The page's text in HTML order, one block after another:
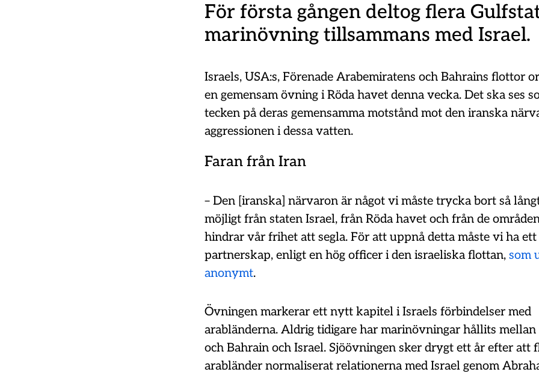
För första gången deltog flera
marinövning tillsammans med Israel.
Israels, USA:s, Förenade Arabemiratens och Bahrains flottor
en gemensam övning i Röda havet denna vecka. Det ska ses
tecken på deras gemensamma motstånd mot den iranska
aggressionen i dessa vatten.
Faran från Iran
– Den [iranska] närvaron är något vi måste trycka bort så
möjligt från staten Israel, från Röda havet och från de
hindrar vår frihet att segla. För att uppnå detta måste vi ha
partnerskap, enligt en hög officer i den israeliska flottan, som
anonymt.
Övningen markerar ett nytt kapitel i Israels förbindelser med
arabländerna. Aldrig tidigare har marinövningar hållits mellan
och Bahrain och Israel. Sjöövningen sker drygt ett år efter att
arabländer normaliserat relationerna med Israel genom